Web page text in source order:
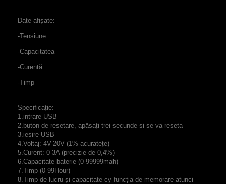
Date afișate:
-Tensiune
-Capacitatea
-Curentă
-Timp
Specificație:
1.intrare USB
2. buton de resetare, apăsați trei secunde si se va reseta
3.iesire USB
4.Voltaj: 4V-20V (1 % acuratețe)
5.Curent: 0-3A (precizie de 0,4%)
6.Capacitate baterie (0-99999mah)
7.Timp (0-99Hour)
8. Timp de lucru și capacitate cy funcția de memorare atunci